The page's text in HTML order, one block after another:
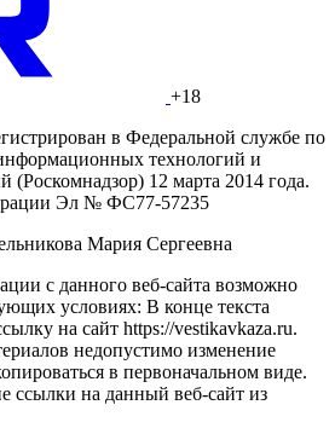
+18
в Федеральной службе по
технологий и
(Роскомнадзор) 12 марта 2014 года.
Эл № ФС77-57235
Мария Сергеевна
с данного веб-сайта возможно
условиях: В конце текста
на сайт https://vestikavkaza.ru.
недопустимо изменение
в первоначальном виде.
ссылки на данный веб-сайт из